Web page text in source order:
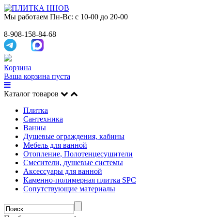
Мы работаем Пн-Вс: с 10-00 до 20-00
8-908-158-84-68
Корзина
Ваша корзина пуста
Каталог товаров
Плитка
Сантехника
Ванны
Душевые ограждения, кабины
Мебель для ванной
Отопление, Полотенцесушители
Смесители, душевые системы
Аксессуары для ванной
Каменно-полимерная плитка SPC
Сопутствующие материалы